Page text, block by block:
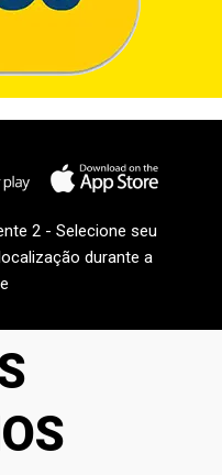
2 - Selecione seu
durante a